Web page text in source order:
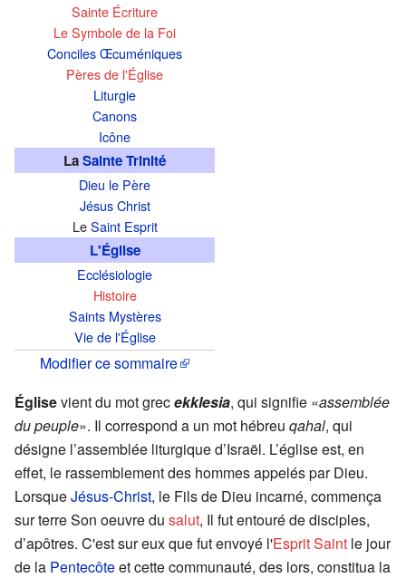
Sainte Écriture
Le Symbole de la Foi
Conciles Œcuméniques
Pères de l'Église
Liturgie
Canons
Icône
LaSainte Trinité
Dieu le Père
Jésus Christ
LeSaint Esprit
L'Église
Ecclésiologie
Histoire
Saints Mystères
Vie de l'Église
Modifier ce sommaire
Églisevient du mot grecekklesia, qui signifie «assemblée
du peuple». Il correspond a un mot hébreu qahal, qui
désigne l’assemblée liturgique d’Israël. L’église est, en
effet, le rassemblement des hommes appelés par Dieu.
LorsqueJésus-Christ, le Fils de Dieu incarné, commença
sur terre Son oeuvre du salut, Il fut entouré de disciples,
d’apôtres. C'est sur eux que fut envoyé l'Esprit Saint le jour
de la Pentecôteet cette communauté, des lors, constitua la